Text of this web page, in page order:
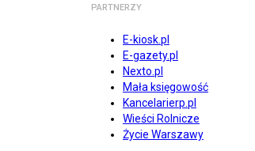
PARTNERZY
E-kiosk.pl
E-gazety.pl
Nexto.pl
Mała księgowość
Kancelarierp.pl
Wieści Rolnicze
Życie Warszawy